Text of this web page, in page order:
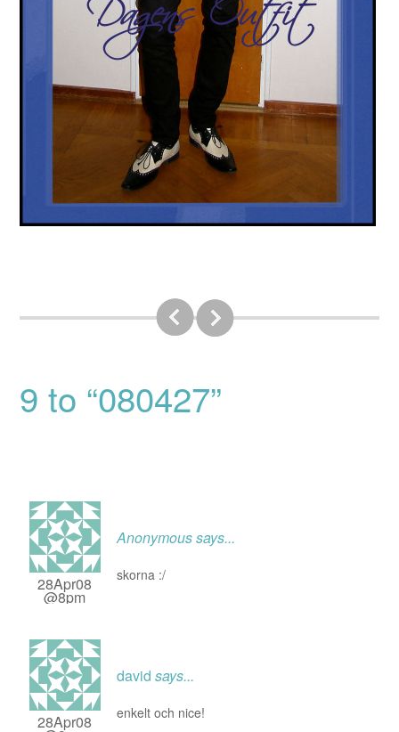
9 to “080427”
28Apr08
@8pm
Anonymoussays...
skorna :/
28Apr08
david says...
enkelt och nice!